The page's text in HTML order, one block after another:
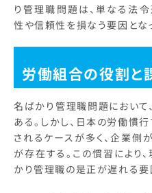
り管理職問題は、単なる法
性や信頼性を損なう要因とな
労働組合の役割と
名ばかり管理職問題におい
ある。しかし、日本の労働慣
されるケースが多く、企業側
が存在する。この慣習により
かり管理職の是正が遅れる要